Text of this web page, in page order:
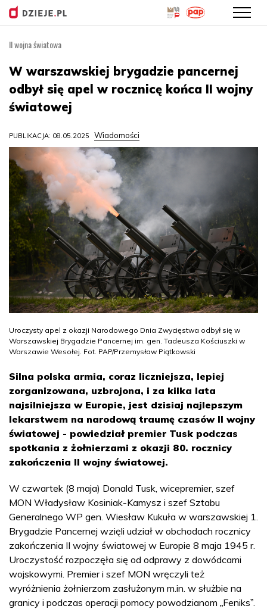
treści
II wojna światowa
W warszawskiej brygadzie pancernej
odbył się apel w rocznicę końca II wojny
światowej
PUBLIKACJA: 08.05.2025 Wiadomości
Uroczysty apel z okazji Narodowego Dnia Zwycięstwa odbył się w
Warszawskiej Brygadzie Pancernej im. gen. Tadeusza Kościuszki w
Warszawie Wesołej. Fot. PAP/Przemysław Piątkowski
Silna polska armia, coraz liczniejsza, lepiej
zorganizowana, uzbrojona, i za kilka lata
najsilniejsza w Europie, jest dzisiaj najlepszym
lekarstwem na narodową traumę czasów II wojny
światowej - powiedział premier Tusk podczas
spotkania z żołnierzami z okazji 80. rocznicy
zakończenia II wojny światowej.
W czwartek (8 maja) Donald Tusk, wicepremier, szef
MON Władysław Kosiniak-Kamysz i szef Sztabu
Generalnego WP gen. Wiesław Kukuła w warszawskiej 1.
Brygadzie Pancernej wzięli udział w obchodach rocznicy
zakończenia II wojny światowej w Europie 8 maja 1945 r.
Uroczystość rozpoczęła się od odprawy z dowódcami
wojskowymi. Premier i szef MON wręczyli też
wyróżnienia żołnierzom zasłużonym m.in. w służbie na
granicy i podczas operacji pomocy powodzianom „Feniks”